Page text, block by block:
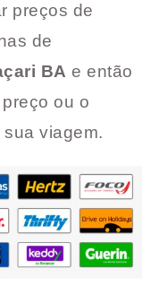
preços de
de
BA e então
ou o
viagem.